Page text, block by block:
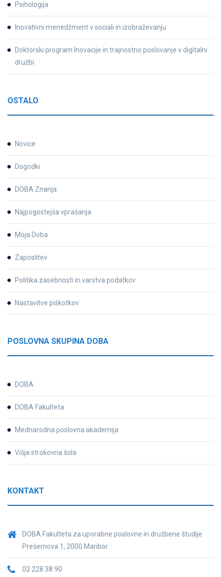
Psihologija
Inovativni menedžment v sociali in izobraževanju
Doktorski program Inovacije in trajnostno poslovanje v digitalni
družbi
OSTALO
Novice
Dogodki
DOBA Znanja
Najpogostejša vprašanja
Moja Doba
Zaposlitev
Politika zasebnosti in varstva podatkov
Nastavitve piškotkov
POSLOVNA SKUPINA DOBA
DOBA
DOBA Fakulteta
Mednarodna poslovna akademija
Višja strokovna šola
KONTAKT
DOBA Fakulteta za uporabne poslovne in družbene študije
Prešernova 1, 2000 Maribor
02 228 38 90